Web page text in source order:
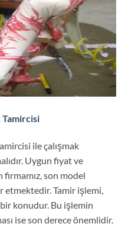
ile çalışmak
Uygun fiyat ve
firmamız, son model
Tamir işlemi,
konudur. Bu işlemin
ise son derece önemlidir.